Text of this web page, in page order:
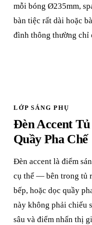
mỗi bóng Ø235mm,
bàn tiệc rất dài hoặc
đình thông thường chỉ
LỚP SÁNG PHỤ
Đèn Accent Tủ
Quầy Pha Chế
Đèn accent là điểm
cụ thể — bên trong tủ
bếp, hoặc dọc quầy
này không phải chiếu
sâu và điểm nhấn thị